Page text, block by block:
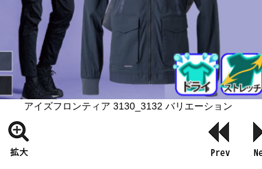
アイズフロンティア 3130_3132 バリエーション